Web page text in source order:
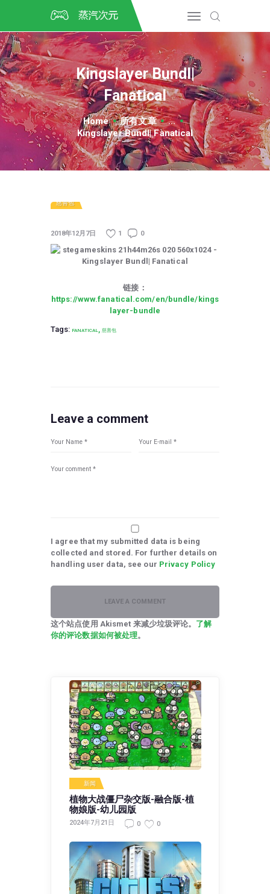
Kingslayer Bundl|
Fanatical
Home 所有文章
...
Kingslayer Bundl| Fanatical
CSGO开箱
DOTA2开箱
开箱教程
CSGO/DOTA2/绝地求生第
三方开箱
COSPLAY
CSGO音乐盒
CSGO手套
慈善包
2018年12月7日 1 0
链接：
https://www.fanatical.com/en/bundle/kings
layer-bundle
Tags: FANATICAL, 慈善包
Leave a comment
I agree that my submitted data is being
collected and stored. For further details on
handling user data, see our Privacy Policy
这个站点使用 Akismet 来减少垃圾评论。 了解
你的评论数据如何被处理。
新闻
植物大战僵尸杂交版-融合版-植
物娘版-幼儿园版
2024年7月21日 0 0